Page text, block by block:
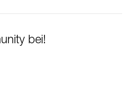
bei!